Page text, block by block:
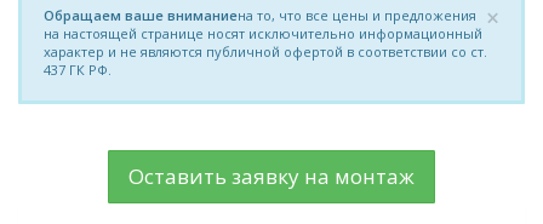
×
Обращаем ваше вниманиена то, что все цены и предложения
на настоящей странице носят исключительно информационный
характер и не являются публичной офертой в соответствии со ст.
437 ГК РФ.
Оставить заявку на монтаж